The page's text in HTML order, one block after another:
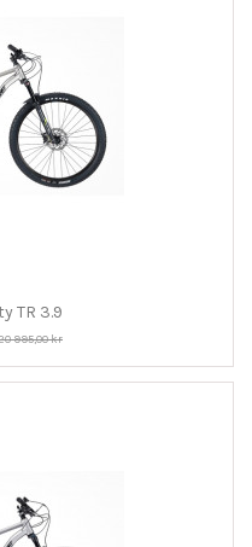
TR 3.9
995,00 kr